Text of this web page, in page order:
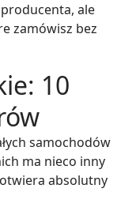
ale
zamówisz bez
10
samochodów
ma nieco inny
absolutny